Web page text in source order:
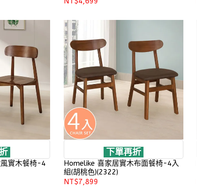
實木餐椅-4
下單再折
Homelike 喜家居實木布面餐椅-4入
組(胡桃色)(2322)
NT$7,899